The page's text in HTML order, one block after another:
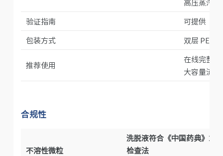
验证指南
可提供
包装方式
双层 PE 包
推荐使用
在线完整性
大容量流
合规性
不溶性微粒
洗脱液符合《中国药典》
检查法